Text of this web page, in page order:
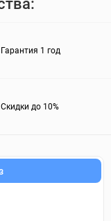
Гарантия 1 год
Скидки до 10%